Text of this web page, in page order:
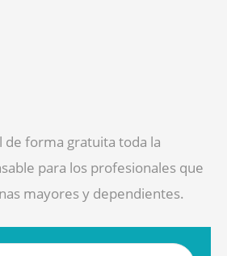
de forma gratuita toda la
para los profesionales que
mayores y dependientes.